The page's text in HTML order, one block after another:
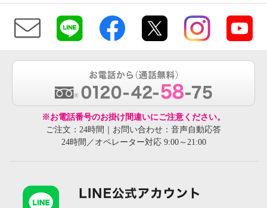
※お電話番号のお掛け間違いにご注意ください。
ご注文：24時間｜お問い合わせ：音声自動応答
24時間／オペレーター対応 9:00～21:00